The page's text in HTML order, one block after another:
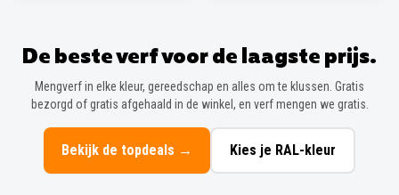
De beste verf voor de laagste prijs.
Mengverf in elke kleur, gereedschap en alles om te klussen. Gratis
bezorgd of gratis afgehaald in de winkel, en verf mengen we gratis.
Bekijk de topdeals → Kies je RAL-kleur